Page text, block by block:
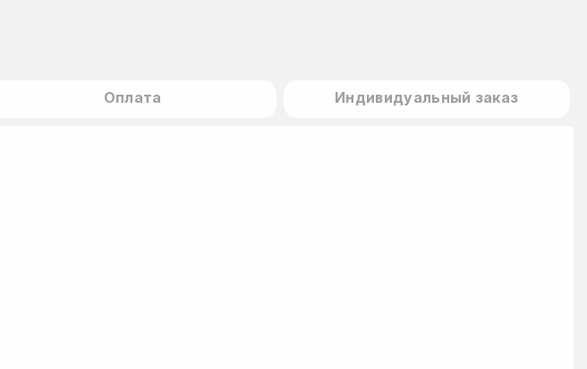
Оплата Индивидуальный заказ